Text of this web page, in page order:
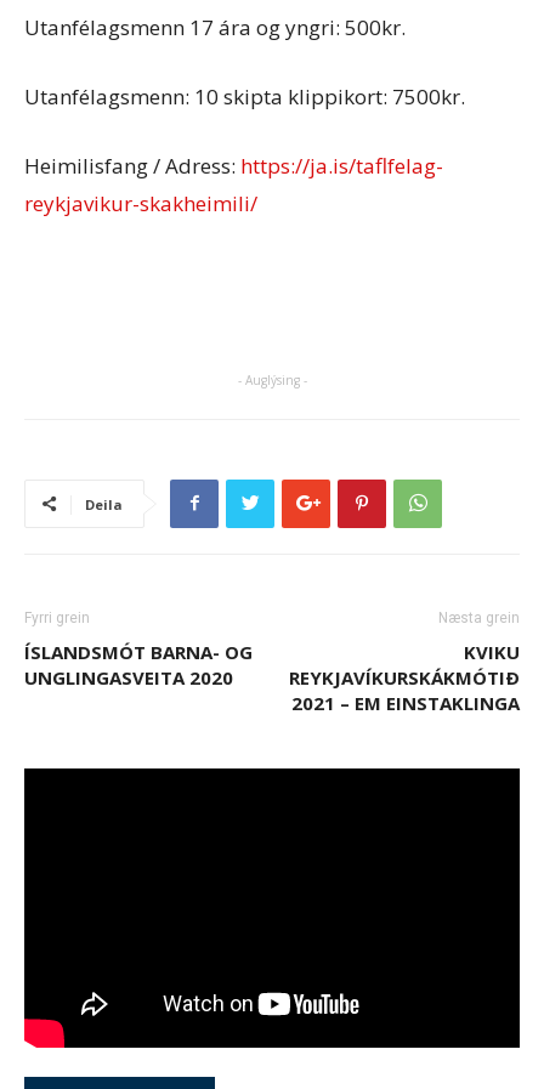
Utanfélagsmenn 17 ára og yngri: 500kr.
Utanfélagsmenn: 10 skipta klippikort: 7500kr.
Heimilisfang / Adress: https://ja.is/taflfelag-
reykjavikur-skakheimili/
- Auglýsing -
Deila
Fyrri grein
ÍSLANDSMÓT BARNA- OG
UNGLINGASVEITA 2020
Næsta grein
KVIKU
REYKJAVÍKURSKÁKMÓTIÐ
2021 – EM EINSTAKLINGA